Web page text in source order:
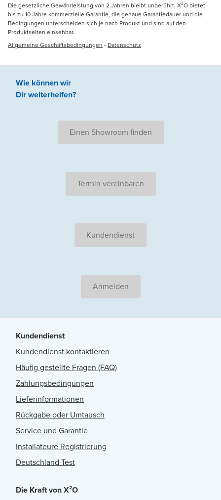
Die gesetzliche Gewährleistung von 2 Jahren bleibt unberührt. X²O bietet
bis zu 10 Jahre kommerzielle Garantie, die genaue Garantiedauer und die
Bedingungen unterscheiden sich je nach Produkt und sind auf den
Produktseiten einsehbar.
Allgemeine Geschäftsbedingungen - Datenschutz
Wie können wir
Dir weiterhelfen?
Einen Showroom finden
Termin vereinbaren
Kundendienst
Anmelden
Kundendienst
Kundendienst kontaktieren
Häufig gestellte Fragen (FAQ)
Zahlungsbedingungen
Lieferinformationen
Rückgabe oder Umtausch
Service und Garantie
Installateure Registrierung
Deutschland Test
Die Kraft von X²O